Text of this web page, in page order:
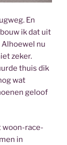
En
ik dat uit
Alhoewel nu
zeker.
thuis dik
wat
geloof
woon-race-
in